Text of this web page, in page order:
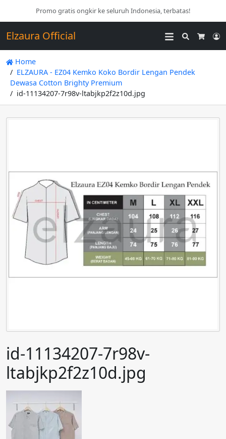
Promo gratis ongkir ke seluruh Indonesia, terbatas!
Elzaura Official
Search
Home
ELZAURA - EZ04 Kemko Koko Bordir Lengan Pendek
Dewasa Cotton Brighty Premium
id-11134207-7r98v-ltabjkp2f2z10d.jpg
id-11134207-7r98v-
ltabjkp2f2z10d.jpg